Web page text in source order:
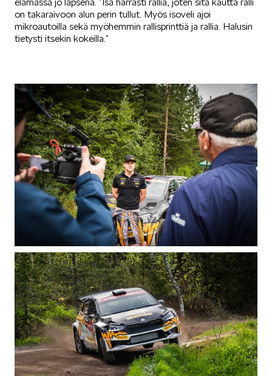
KUVASSA
MEIDÄN ŠKODAMME
ŠKODA PALVELEE
on takaraivoon alun perin tullut. Myös isoveli ajoi
mikroautoilla sekä myöhemmin rallisprinttiä ja rallia. Halusin
tietysti itsekin kokeilla.”